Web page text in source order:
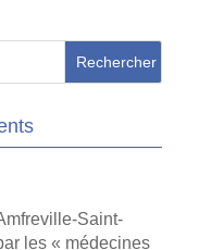
Saint-
les « médecines